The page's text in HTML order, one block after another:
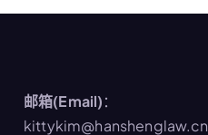
邮箱(Email)：
kittykim@hanshenglaw.cn